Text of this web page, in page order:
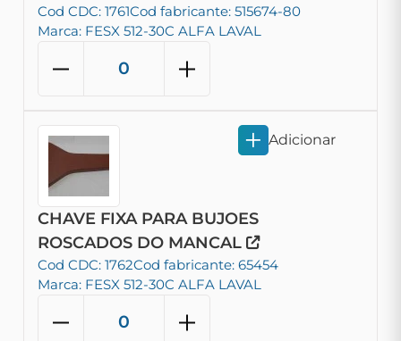
Cod CDC: 1761Cod fabricante: 515674-80
Marca: FESX 512-30C ALFA LAVAL
CHAVE FIXA PARA BUJOES
ROSCADOS DO MANCAL
Cod CDC: 1762Cod fabricante: 65454
Marca: FESX 512-30C ALFA LAVAL
Adicionar